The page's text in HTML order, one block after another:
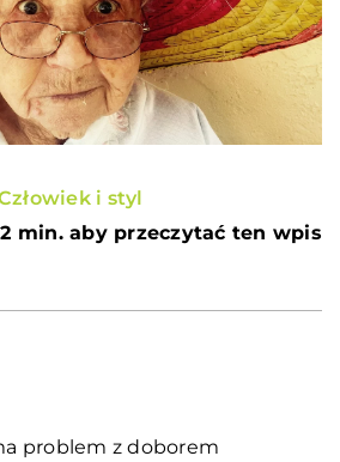
i styl
min. aby przeczytać ten wpis
problem z doborem